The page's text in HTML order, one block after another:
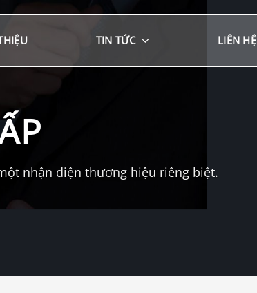
TIN TỨC LIÊN HỆ
nhận diện thương hiệu riêng biệt.